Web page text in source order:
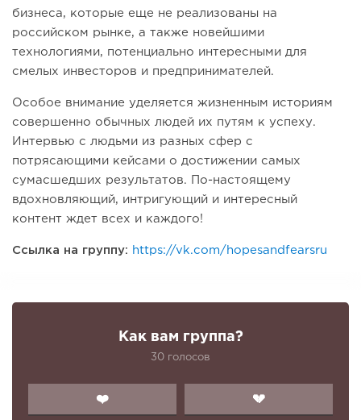
бизнеса, которые еще не реализованы на
российском рынке, а также новейшими
технологиями, потенциально интересными для
смелых инвесторов и предпринимателей.
Особое внимание уделяется жизненным историям
совершенно обычных людей их путям к успеху.
Интервью с людьми из разных сфер с
потрясающими кейсами о достижении самых
сумасшедших результатов. По-настоящему
вдохновляющий, интригующий и интересный
контент ждет всех и каждого!
Ссылка на группу: https://vk.com/hopesandfearsru
Как вам группа?
30 голосов
❤️ 💔